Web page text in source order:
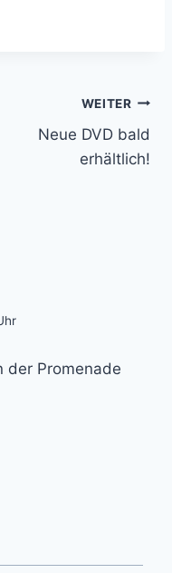
WEITER
Neue DVD bald
erhältlich!
der Promenade